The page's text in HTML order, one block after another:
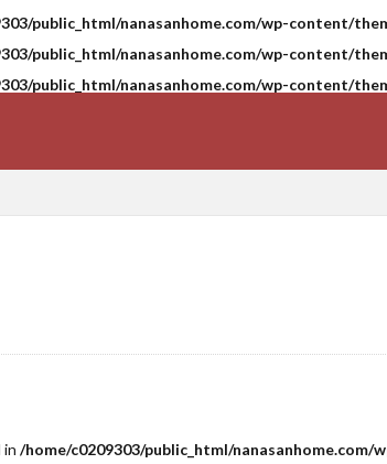
public_html/nanasanhome.com/wp-content/
public_html/nanasanhome.com/wp-content/
public_html/nanasanhome.com/wp-content/
in /home/c0209303/public_html/nanasanhome.com/